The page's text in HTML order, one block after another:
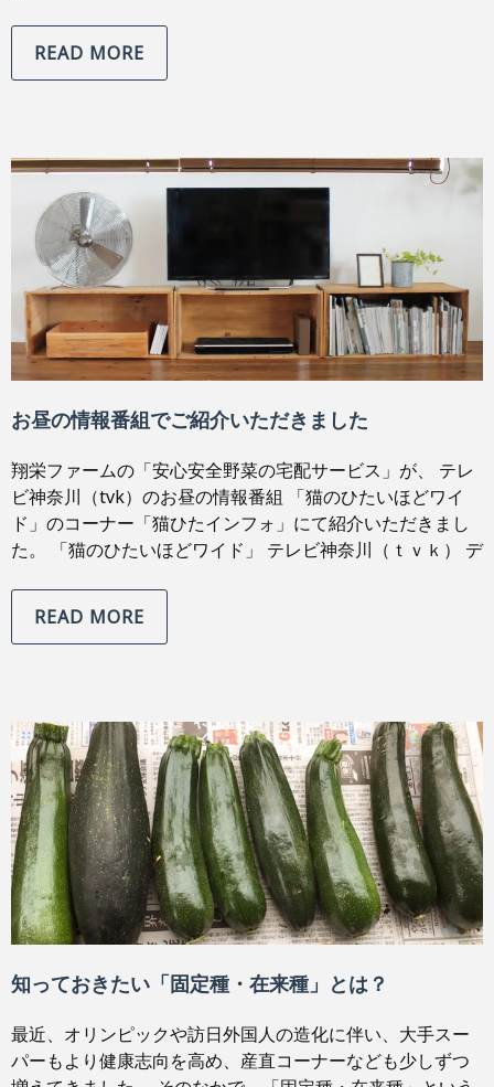
READ MORE
お昼の情報番組でご紹介いただきました
翔栄ファームの「安心安全野菜の宅配サービス」が、 テレ
ビ神奈川（tvk）のお昼の情報番組 「猫のひたいほどワイ
ド」のコーナー「猫ひたインフォ」にて紹介いただきまし
た。 「猫のひたいほどワイド」 テレビ神奈川（ｔｖｋ） デ
READ MORE
知っておきたい「固定種・在来種」とは？
最近、オリンピックや訪日外国人の造化に伴い、大手スー
パーもより健康志向を高め、産直コーナーなども少しずつ